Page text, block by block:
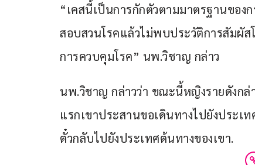
“เคสนี้เป็นการกักตัวตามมาตรฐานของ
สอบสวนโรคแล้วไม่พบประวัติการสัมผัส
การควบคุมโรค” นพ.วิชาญ กล่าว
นพ.วิชาญ กล่าวว่า ขณะนี้หญิงรายดังกล่
แรกเขาประสานขอเดินทางไปยังประเ
ตั๋วกลับไปยังประเทศต้นทางของเขา.